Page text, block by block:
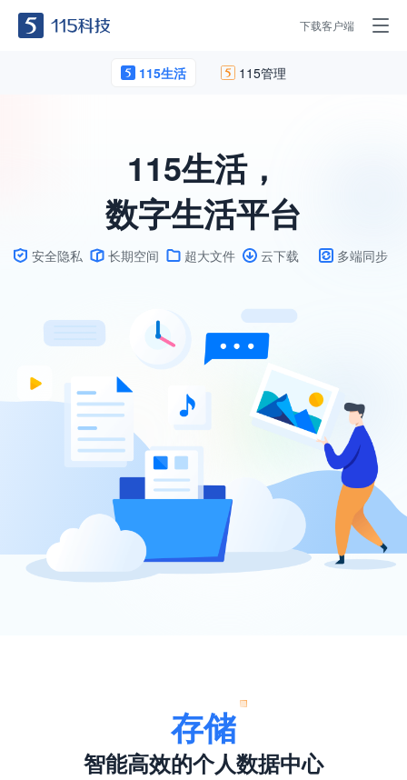
下载客户端
115生活 115管理
115生活，
数字生活平台
安全隐私 长期空间 超大文件 云下载 多端同步
存储
智能高效的个人数据中心